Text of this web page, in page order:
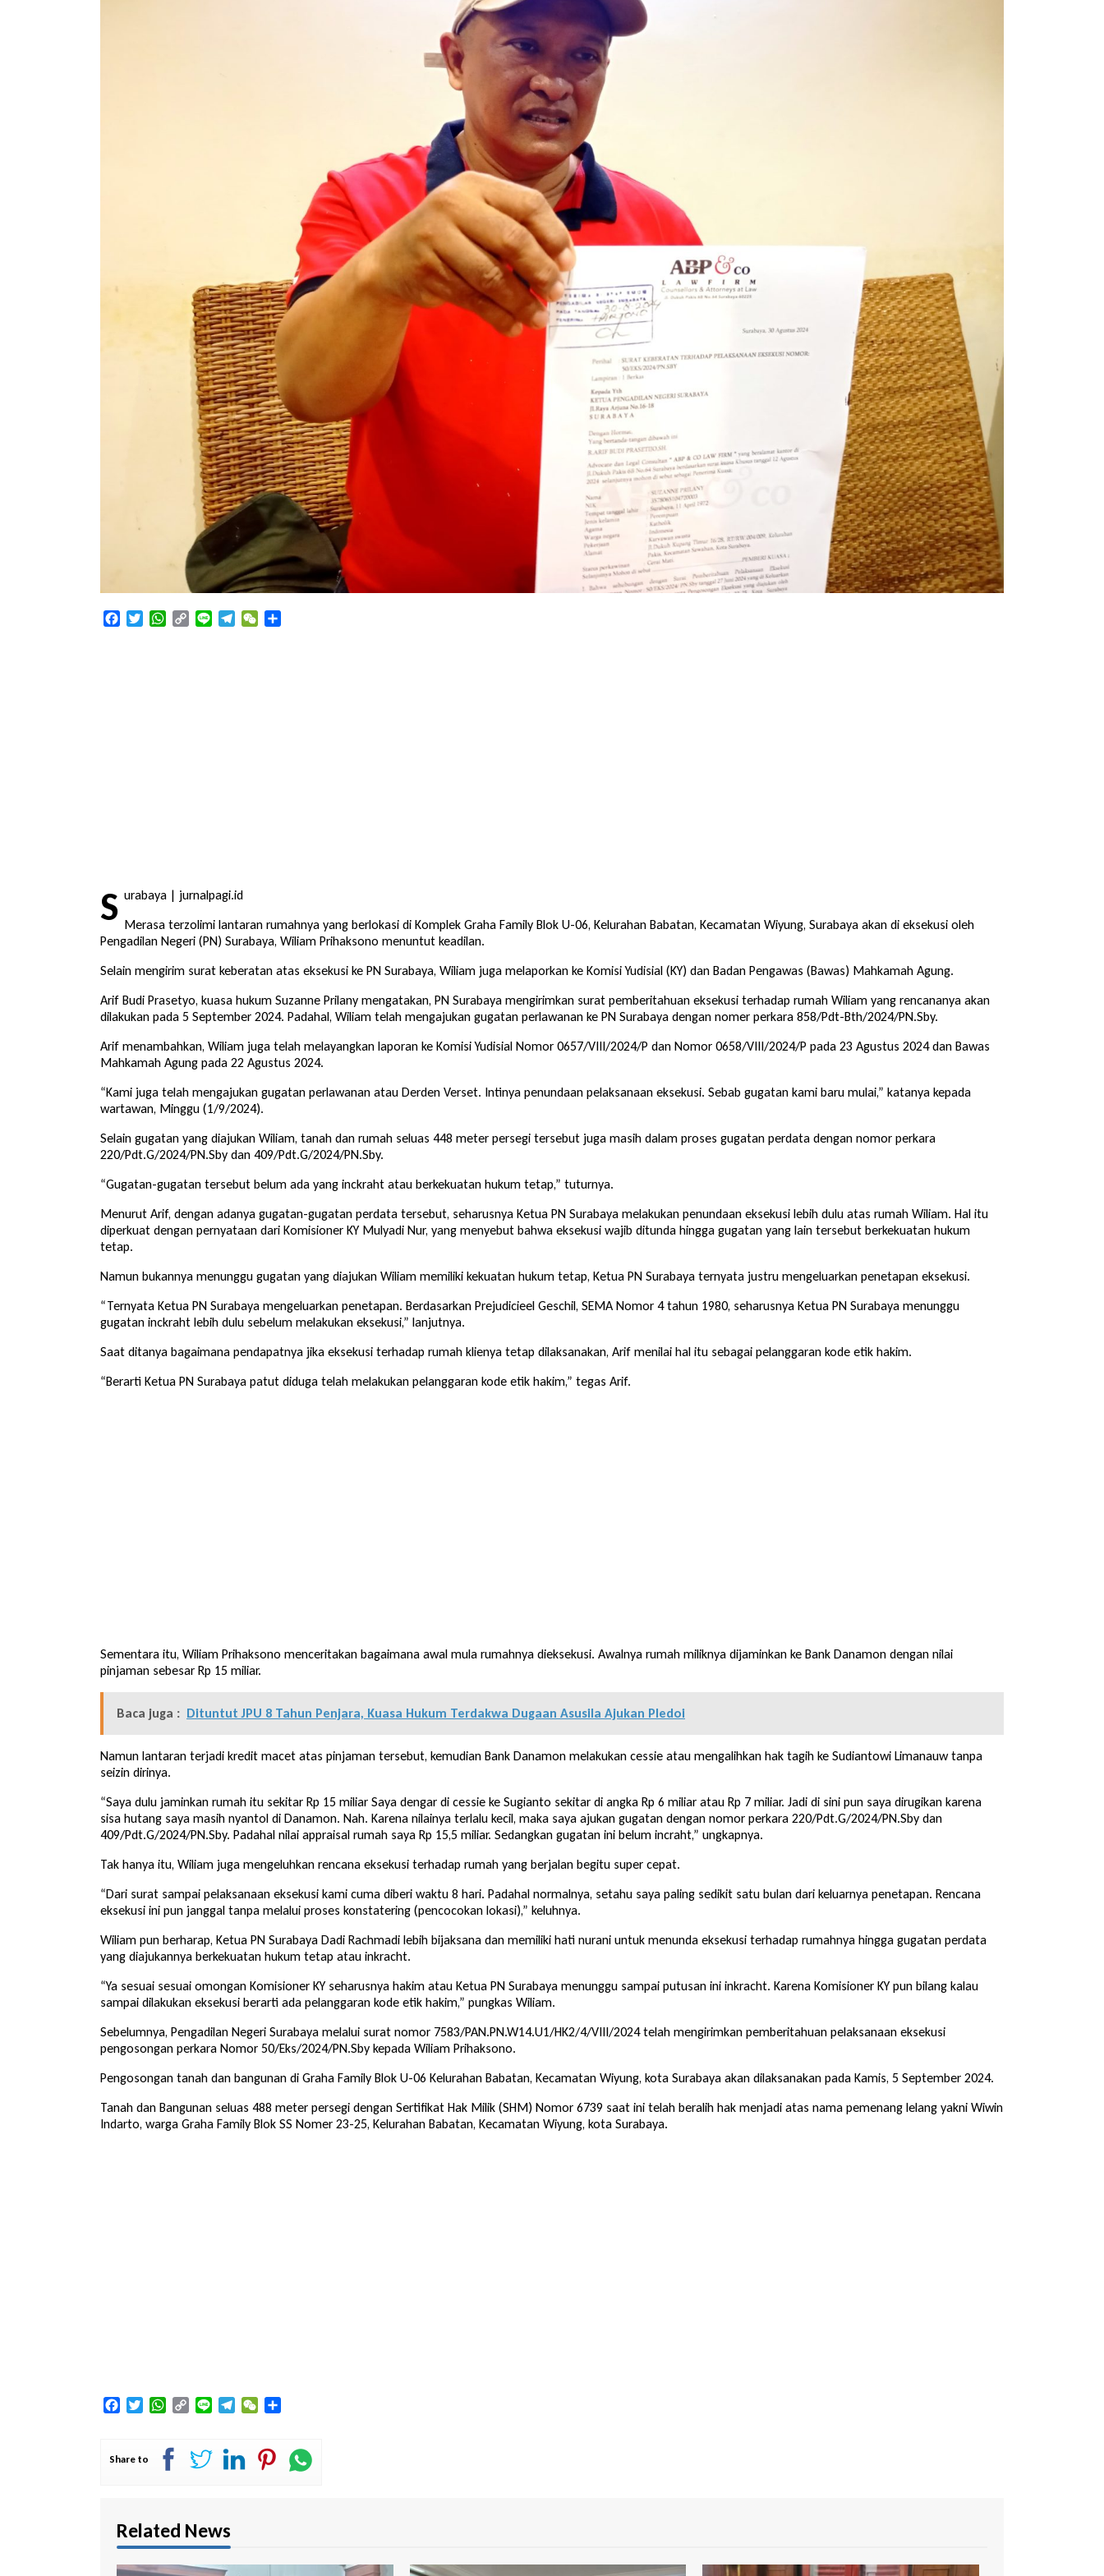
FacebookTwitterWhatsApp
Copy
Line TelegramWeChat
S urabaya | jurnalpagi.id
Merasa terzolimi lantaran rumahnya yang berlokasi di Komplek Graha Family Blok U-06, Kelurahan Babatan, Kecamatan Wiyung, Surabaya akan di eksekusi oleh
Pengadilan Negeri (PN) Surabaya, Wiliam Prihaksono menuntut keadilan.
Selain mengirim surat keberatan atas eksekusi ke PN Surabaya, Wiliam juga melaporkan ke Komisi Yudisial (KY) dan Badan Pengawas (Bawas) Mahkamah Agung.
Arif Budi Prasetyo, kuasa hukum Suzanne Prilany mengatakan, PN Surabaya mengirimkan surat pemberitahuan eksekusi terhadap rumah Wiliam yang rencananya akan
dilakukan pada 5 September 2024. Padahal, Wiliam telah mengajukan gugatan perlawanan ke PN Surabaya dengan nomer perkara 858/Pdt-Bth/2024/PN.Sby.
Arif menambahkan, Wiliam juga telah melayangkan laporan ke Komisi Yudisial Nomor 0657/VIII/2024/P dan Nomor 0658/VIII/2024/P pada 23 Agustus 2024 dan Bawas
Mahkamah Agung pada 22 Agustus 2024.
“Kami juga telah mengajukan gugatan perlawanan atau Derden Verset. Intinya penundaan pelaksanaan eksekusi. Sebab gugatan kami baru mulai,” katanya kepada
wartawan, Minggu (1/9/2024).
Selain gugatan yang diajukan Wiliam, tanah dan rumah seluas 448 meter persegi tersebut juga masih dalam proses gugatan perdata dengan nomor perkara
220/Pdt.G/2024/PN.Sby dan 409/Pdt.G/2024/PN.Sby.
“Gugatan-gugatan tersebut belum ada yang inckraht atau berkekuatan hukum tetap,” tuturnya.
Menurut Arif, dengan adanya gugatan-gugatan perdata tersebut, seharusnya Ketua PN Surabaya melakukan penundaan eksekusi lebih dulu atas rumah Wiliam. Hal itu
diperkuat dengan pernyataan dari Komisioner KY Mulyadi Nur, yang menyebut bahwa eksekusi wajib ditunda hingga gugatan yang lain tersebut berkekuatan hukum
tetap.
Namun bukannya menunggu gugatan yang diajukan Wiliam memiliki kekuatan hukum tetap, Ketua PN Surabaya ternyata justru mengeluarkan penetapan eksekusi.
“Ternyata Ketua PN Surabaya mengeluarkan penetapan. Berdasarkan Prejudicieel Geschil, SEMA Nomor 4 tahun 1980, seharusnya Ketua PN Surabaya menunggu
gugatan inckraht lebih dulu sebelum melakukan eksekusi,” lanjutnya.
Saat ditanya bagaimana pendapatnya jika eksekusi terhadap rumah klienya tetap dilaksanakan, Arif menilai hal itu sebagai pelanggaran kode etik hakim.
“Berarti Ketua PN Surabaya patut diduga telah melakukan pelanggaran kode etik hakim,” tegas Arif.
Sementara itu, Wiliam Prihaksono menceritakan bagaimana awal mula rumahnya dieksekusi. Awalnya rumah miliknya dijaminkan ke Bank Danamon dengan nilai
pinjaman sebesar Rp 15 miliar.
Baca juga : Dituntut JPU 8 Tahun Penjara, Kuasa Hukum Terdakwa Dugaan Asusila Ajukan Pledoi
Namun lantaran terjadi kredit macet atas pinjaman tersebut, kemudian Bank Danamon melakukan cessie atau mengalihkan hak tagih ke Sudiantowi Limanauw tanpa
seizin dirinya.
“Saya dulu jaminkan rumah itu sekitar Rp 15 miliar Saya dengar di cessie ke Sugianto sekitar di angka Rp 6 miliar atau Rp 7 miliar. Jadi di sini pun saya dirugikan karena
sisa hutang saya masih nyantol di Danamon. Nah. Karena nilainya terlalu kecil, maka saya ajukan gugatan dengan nomor perkara 220/Pdt.G/2024/PN.Sby dan
409/Pdt.G/2024/PN.Sby. Padahal nilai appraisal rumah saya Rp 15,5 miliar. Sedangkan gugatan ini belum incraht,” ungkapnya.
Tak hanya itu, Wiliam juga mengeluhkan rencana eksekusi terhadap rumah yang berjalan begitu super cepat.
“Dari surat sampai pelaksanaan eksekusi kami cuma diberi waktu 8 hari. Padahal normalnya, setahu saya paling sedikit satu bulan dari keluarnya penetapan. Rencana
eksekusi ini pun janggal tanpa melalui proses konstatering (pencocokan lokasi),” keluhnya.
Wiliam pun berharap, Ketua PN Surabaya Dadi Rachmadi lebih bijaksana dan memiliki hati nurani untuk menunda eksekusi terhadap rumahnya hingga gugatan perdata
yang diajukannya berkekuatan hukum tetap atau inkracht.
“Ya sesuai sesuai omongan Komisioner KY seharusnya hakim atau Ketua PN Surabaya menunggu sampai putusan ini inkracht. Karena Komisioner KY pun bilang kalau
sampai dilakukan eksekusi berarti ada pelanggaran kode etik hakim,” pungkas Wiliam.
Sebelumnya, Pengadilan Negeri Surabaya melalui surat nomor 7583/PAN.PN.W14.U1/HK2/4/VIII/2024 telah mengirimkan pemberitahuan pelaksanaan eksekusi
pengosongan perkara Nomor 50/Eks/2024/PN.Sby kepada Wiliam Prihaksono.
Pengosongan tanah dan bangunan di Graha Family Blok U-06 Kelurahan Babatan, Kecamatan Wiyung, kota Surabaya akan dilaksanakan pada Kamis, 5 September 2024.
Tanah dan Bangunan seluas 488 meter persegi dengan Sertifikat Hak Milik (SHM) Nomor 6739 saat ini telah beralih hak menjadi atas nama pemenang lelang yakni Wiwin
Indarto, warga Graha Family Blok SS Nomer 23-25, Kelurahan Babatan, Kecamatan Wiyung, kota Surabaya.
FacebookTwitterWhatsApp
Copy
Line TelegramWeChat
Share to
Related News